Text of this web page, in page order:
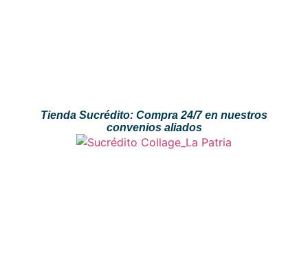
Tienda Sucrédito: Compra 24/7 en nuestros
convenios aliados